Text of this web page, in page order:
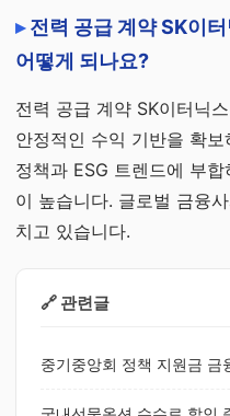
전력 공급 계약 SK이
어떻게 되나요?
전력 공급 계약 SK이터닉
안정적인 수익 기반을 확
정책과 ESG 트렌드에 부
이 높습니다. 글로벌 금융
치고 있습니다.
🔗 관련글
중기중앙회 정책 지원금 금